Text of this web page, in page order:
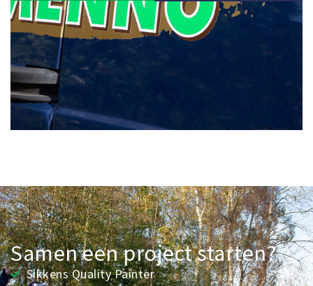
Samen een project starten?
Sikkens Quality Painter